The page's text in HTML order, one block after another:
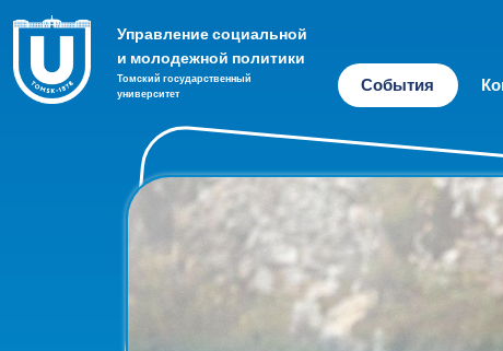
Управление социальной
и молодежной политики
Томский государственный
университет
События